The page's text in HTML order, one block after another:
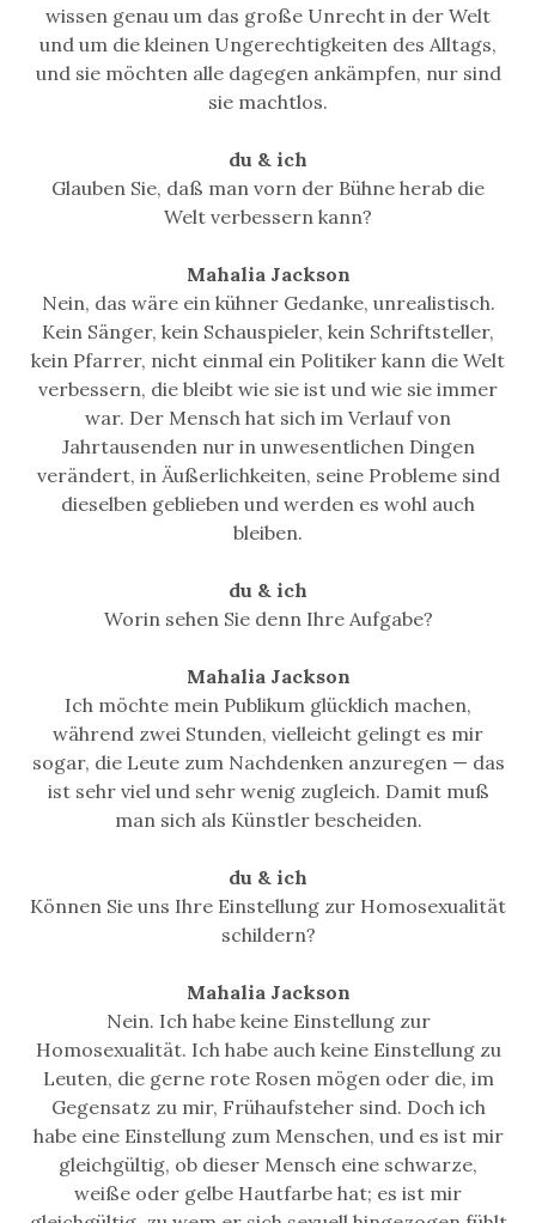
wissen genau um das große Unrecht in der Welt
und um die kleinen Ungerechtigkeiten des Alltags,
und sie möchten alle dagegen ankämpfen, nur sind
sie machtlos.
du & ich
Glauben Sie, daß man vorn der Bühne herab die
Welt verbessern kann?
Mahalia Jackson
Nein, das wäre ein kühner Gedanke, unrealistisch.
Kein Sänger, kein Schauspieler, kein Schriftsteller,
kein Pfarrer, nicht einmal ein Politiker kann die Welt
verbessern, die bleibt wie sie ist und wie sie immer
war. Der Mensch hat sich im Verlauf von
Jahrtausenden nur in unwesentlichen Dingen
verändert, in Äußerlichkeiten, seine Probleme sind
dieselben geblieben und werden es wohl auch
bleiben.
du & ich
Worin sehen Sie denn Ihre Aufgabe?
Mahalia Jackson
Ich möchte mein Publikum glücklich machen,
während zwei Stunden, vielleicht gelingt es mir
sogar, die Leute zum Nachdenken anzuregen — das
ist sehr viel und sehr wenig zugleich. Damit muß
man sich als Künstler bescheiden.
du & ich
Können Sie uns Ihre Einstellung zur Homosexualität
schildern?
Mahalia Jackson
Nein. Ich habe keine Einstellung zur
Homosexualität. Ich habe auch keine Einstellung zu
Leuten, die gerne rote Rosen mögen oder die, im
Gegensatz zu mir, Frühaufsteher sind. Doch ich
habe eine Einstellung zum Menschen, und es ist mir
gleichgültig, ob dieser Mensch eine schwarze,
weiße oder gelbe Hautfarbe hat; es ist mir